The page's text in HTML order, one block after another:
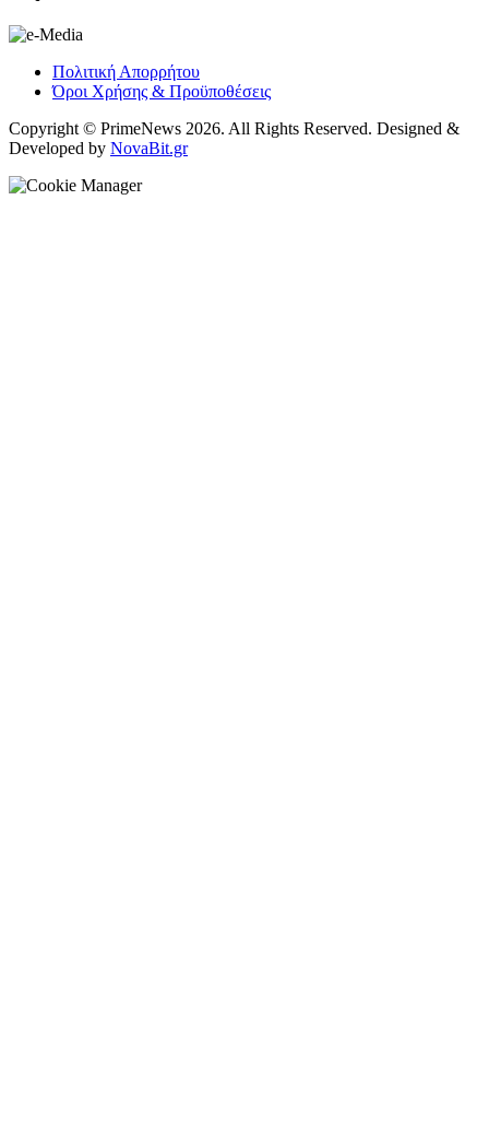
Πολιτική Απορρήτου
Όροι Χρήσης & Προϋποθέσεις
Copyright © PrimeNews 2026. All Rights Reserved. Designed &
Developed by NovaBit.gr